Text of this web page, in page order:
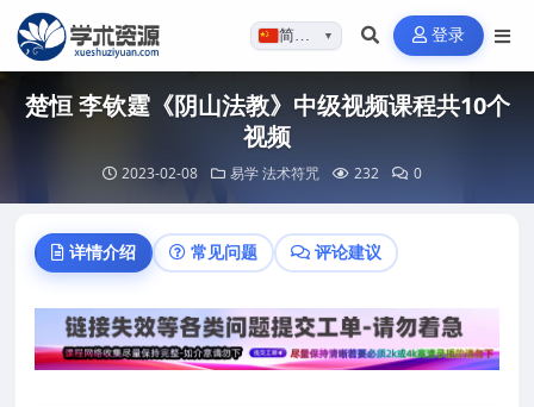
简体…▼ 登录
楚恒 李钦霆《阴山法教》中级视频课程共10个
视频
2023-02-08 易学法术符咒 232 0
详情介绍 常见问题 评论建议